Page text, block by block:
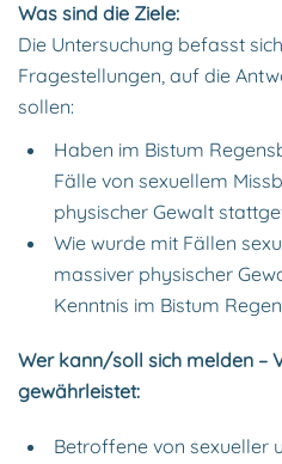
Was sind die Ziele:
Die Untersuchung befasst
Fragestellungen, auf die
sollen:
Haben im Bistum
Fälle von sexuellem
physischer Gewalt
Wie wurde mit Fällen
massiver physischer
Kenntnis im Bistum
Wer kann/soll sich melden –
gewährleistet:
Betroffene von sexueller